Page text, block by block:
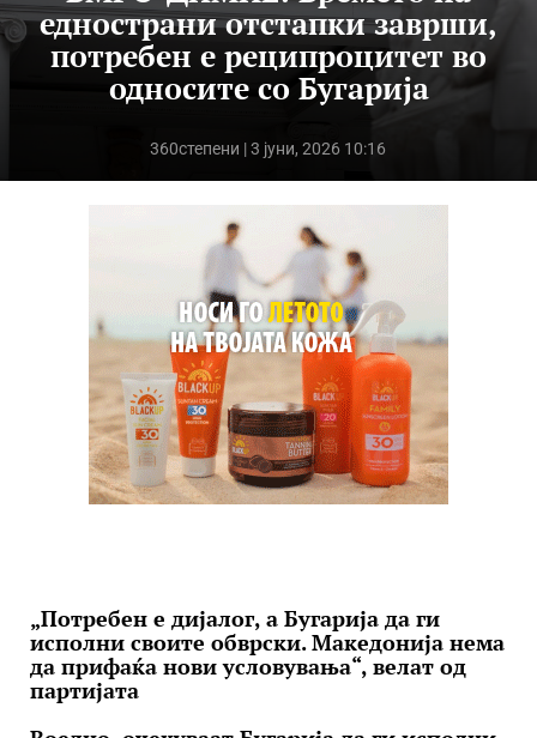
еднострани отстапки заврши,
потребен е реципроцитет во
односите со Бугарија
360степени | 3 јуни, 2026 10:16
„Потребен е дијалог, а Бугарија да ги
исполни своите обврски. Македонија нема
да прифаќа нови условувања“, велат од
партијата